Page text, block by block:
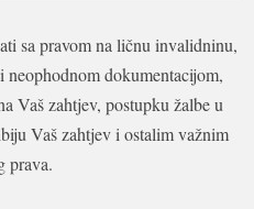
sa pravom na ličnu invalidninu,
dokumentacijom,
Vaš zahtjev, postupku žalbe u
Vaš zahtjev i ostalim važnim
prava.